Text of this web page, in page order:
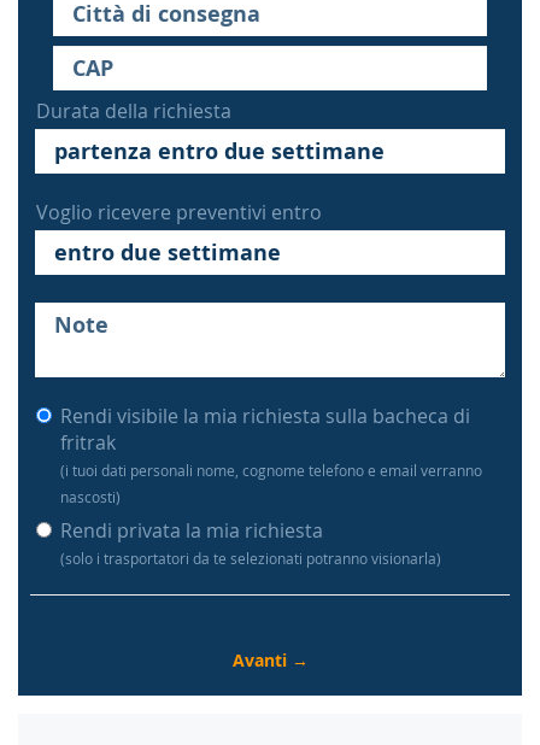
Durata della richiesta
Voglio ricevere preventivi entro
Rendi visibile la mia richiesta sulla bacheca di
fritrak
(i tuoi dati personali nome, cognome telefono e email verranno
nascosti)
Rendi privata la mia richiesta
(solo i trasportatori da te selezionati potranno visionarla)